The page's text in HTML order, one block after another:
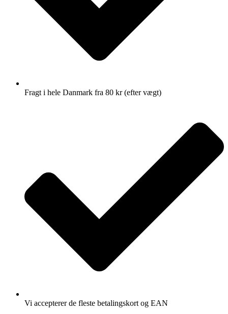
Fragt i hele Danmark fra 80 kr (efter vægt)
Vi accepterer de fleste betalingskort og EAN